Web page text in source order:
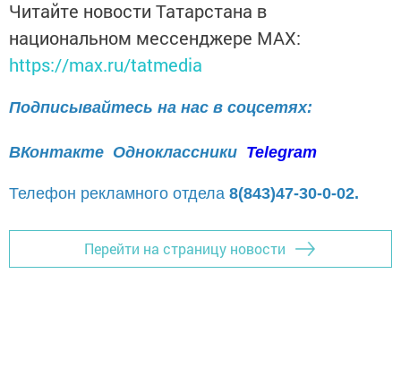
Читайте новости Татарстана в
национальном мессенджере MАХ:
https://max.ru/tatmedia
Подписывайтесь на нас в соцсетях:
ВКонтакте Одноклассники Telegram
Телефон рекламного отдела 8(843)47-30-0-02.
Перейти на страницу новости